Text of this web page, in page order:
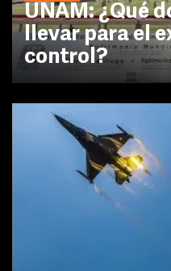
UNAM: ¿Qué
llevar para el
control?